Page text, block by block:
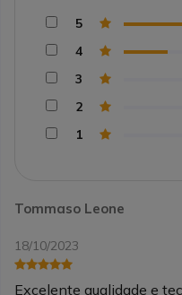
Tommaso Leone
18/10/2023
Excelente qualidade e
5
4
3
2
1